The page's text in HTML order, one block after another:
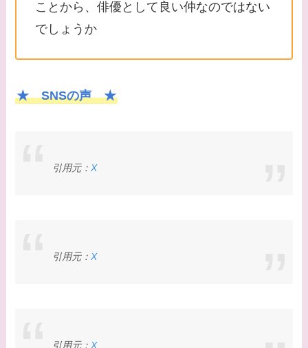
ことから、俳優として良い仲なのではない
でしょうか
★ SNSの声 ★
引用元： X
引用元： X
引用元： X